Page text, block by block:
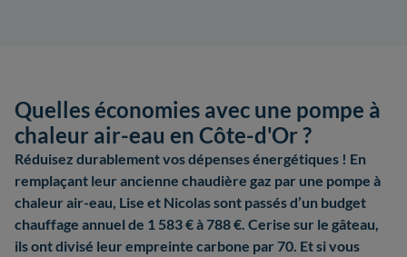
Quelles économies avec une pompe à
chaleur air-eau en Côte-d'Or ?
Réduisez durablement vos dépenses énergétiques ! En
remplaçant leur ancienne chaudière gaz par une pompe à
chaleur air-eau, Lise et Nicolas sont passés d’un budget
chauffage annuel de 1 583 € à 788 €. Cerise sur le gâteau,
ils ont divisé leur empreinte carbone par 70. Et si vous